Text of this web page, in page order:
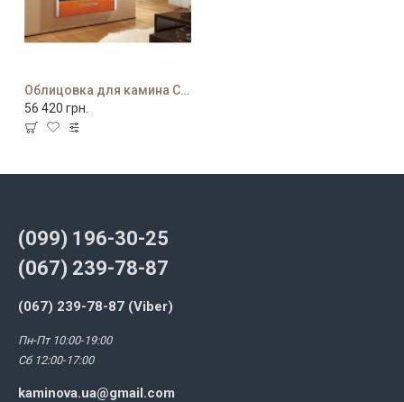
Облицовка для камина Calais
56 420 грн.
(099) 196-30-25
(067) 239-78-87
(067) 239-78-87 (Viber)
Пн-Пт 10:00-19:00
Сб 12:00-17:00
kaminova.ua@gmail.com